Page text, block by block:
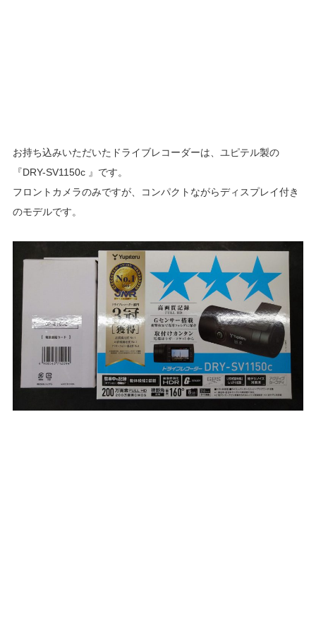
お持ち込みいただいたドライブレコーダーは、ユピテル製の
『DRY-SV1150c 』です。
フロントカメラのみですが、コンパクトながらディスプレイ付き
のモデルです。